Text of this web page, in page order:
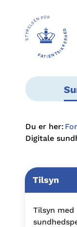
Du er her:
Digitale
Tilsyn
Tilsyn med